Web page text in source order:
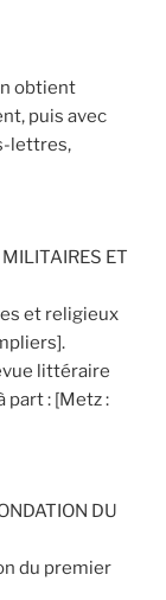
obtient
puis avec
lettres,
ET
et religieux
littéraire
part : [Metz :
DU
du premier